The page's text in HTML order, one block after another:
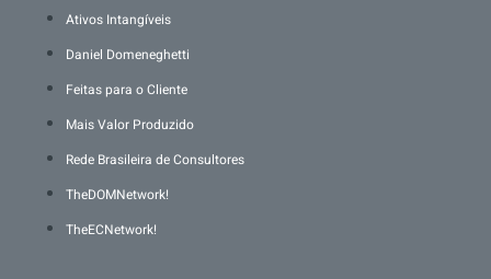
Ativos Intangíveis
Daniel Domeneghetti
Feitas para o Cliente
Mais Valor Produzido
Rede Brasileira de Consultores
TheDOMNetwork!
TheECNetwork!